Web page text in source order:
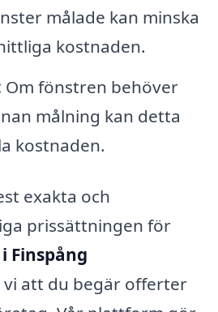
målade kan minska
kostnaden.
Om fönstren behöver
målning kan detta
kostnaden.
exakta och
prissättningen för
Finspång
att du begär offerter